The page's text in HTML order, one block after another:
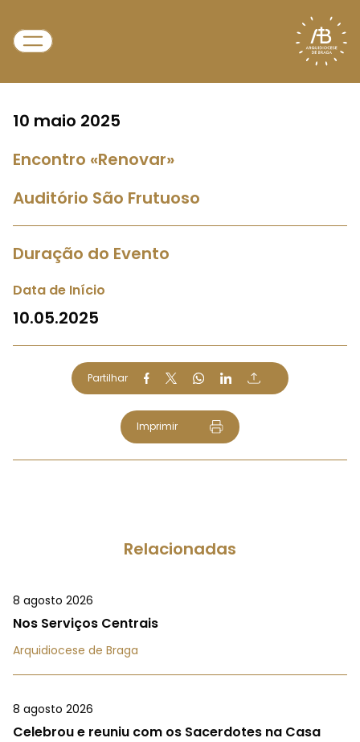
10 maio 2025
Encontro «Renovar»
Auditório São Frutuoso
Duração do Evento
Data de Início
10.05.2025
Partilhar
Imprimir
Relacionadas
8 agosto 2026
Nos Serviços Centrais
Arquidiocese de Braga
8 agosto 2026
Celebrou e reuniu com os Sacerdotes na Casa